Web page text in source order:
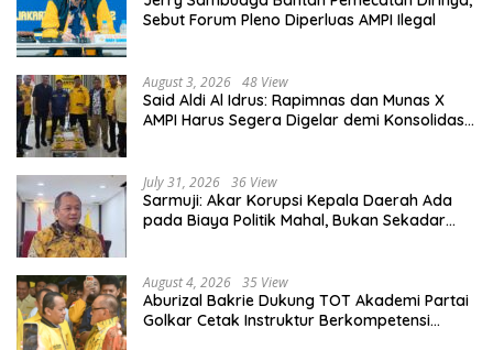
Sebut Forum Pleno Diperluas AMPI Ilegal
August 3, 2026 48 View
Said Aldi Al Idrus: Rapimnas dan Munas X
AMPI Harus Segera Digelar demi Konsolidasi
July 31, 2026 36 View
Sarmuji: Akar Korupsi Kepala Daerah Ada
pada Biaya Politik Mahal, Bukan Sekadar
August 4, 2026 35 View
Aburizal Bakrie Dukung TOT Akademi Partai
Golkar Cetak Instruktur Berkompetensi